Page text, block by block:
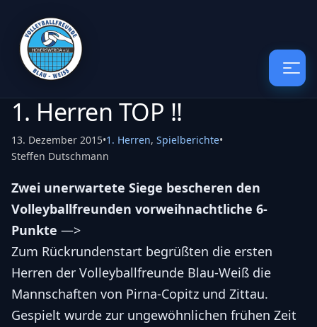
1. Herren TOP !!
13. Dezember 2015•1. Herren, Spielberichte•
Steffen Dutschmann
Zwei unerwartete Siege bescheren den
Volleyballfreunden vorweihnachtliche 6-
Punkte —>
Zum Rückrundenstart begrüßten die ersten
Herren der Volleyballfreunde Blau-Weiß die
Mannschaften von Pirna-Copitz und Zittau.
Gespielt wurde zur ungewöhnlichen frühen Zeit